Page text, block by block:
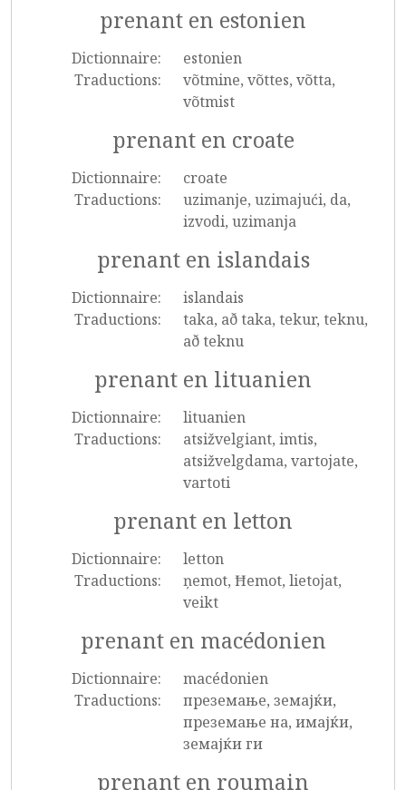
prenant en estonien
Dictionnaire:
estonien
Traductions:
võtmine, võttes, võtta,
võtmist
prenant en croate
Dictionnaire:
croate
Traductions:
uzimanje, uzimajući, da,
izvodi, uzimanja
prenant en islandais
Dictionnaire:
islandais
Traductions:
taka, að taka, tekur, teknu,
að teknu
prenant en lituanien
Dictionnaire:
lituanien
Traductions:
atsižvelgiant, imtis,
atsižvelgdama, vartojate,
vartoti
prenant en letton
Dictionnaire:
letton
Traductions:
ņemot, Ħemot, lietojat,
veikt
prenant en macédonien
Dictionnaire:
macédonien
Traductions:
преземање, земајќи,
преземање на, имајќи,
земајќи ги
prenant en roumain